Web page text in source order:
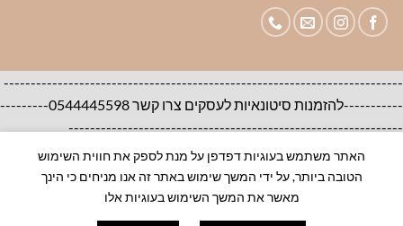
--------------------------------------------------------------------------
-----------להזמנות סיטונאיות לעסקים צרו קשר 0544445598---------
--------------------------------------------------------------
אודות צור קשר שאלות ותשובות
100% ORIGINAL BRANDS-House of Brands
האתר משתמש בעוגיות דפדפן על מנת לספק את חווית השימוש
הטובה ביותר, על ידי המשך שימוש באתר זה אנו מניחים כי הינך
מאשר את המשך השימוש בעוגיות אלו